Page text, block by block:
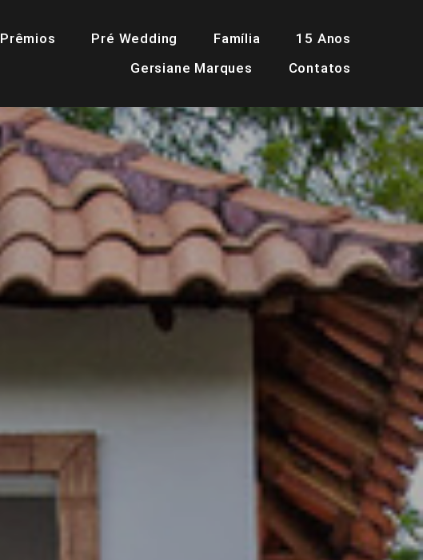
Prêmios Pré Wedding Família
15 Anos
Gersiane Marques
Contatos